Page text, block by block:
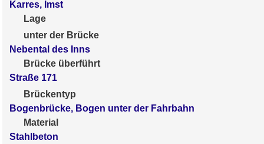
Karres, Imst
Lage
unter der Brücke
Nebental des Inns
Brücke überführt
Straße 171
Brückentyp
Bogenbrücke, Bogen unter der Fahrbahn
Material
Stahlbeton